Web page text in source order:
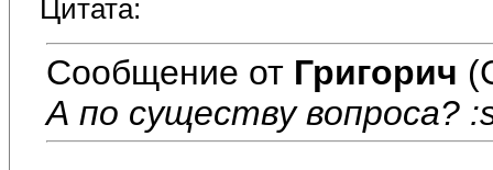
Цитата:
Сообщение от Григорич
А по существу вопроса?